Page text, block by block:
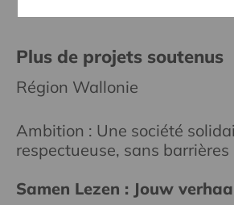
Plus de projets soutenus
Région Wallonie
Ambition : Une société
respectueuse, sans barrières
Samen Lezen : Jouw